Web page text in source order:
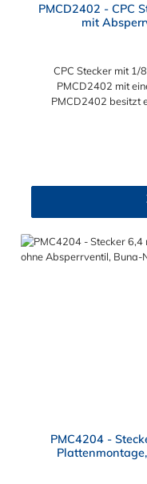
PMCD2402 - CPC
mit
CPC Stecker mit 1/
PMCD2402 mit
PMCD2402 besitzt
der PMC-,
PMC4204 -